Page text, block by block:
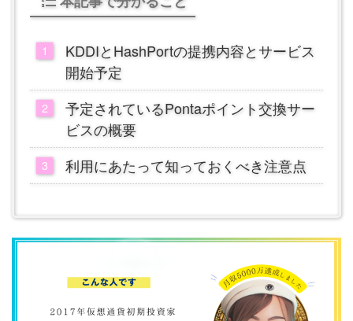
KDDIとHashPortの提携内容とサービス
開始予定
予定されているPontaポイント交換サー
ビスの概要
利用にあたって知っておくべき注意点